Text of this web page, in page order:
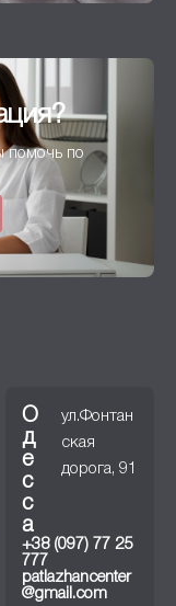
помочь по
О
д
е
с
с
а
ул.Фонтан
ская
дорога, 91
+38 (097) 77 25
777
patlazhancenter
@gmail.com